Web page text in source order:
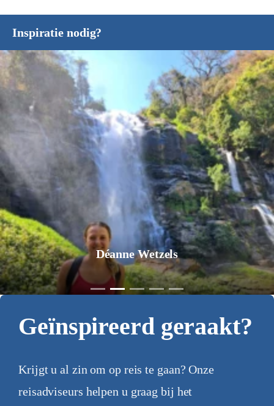
Inspiratie nodig?
Déanne Wetzels
Geïnspireerd geraakt?
Krijgt u al zin om op reis te gaan? Onze
reisadviseurs helpen u graag bij het